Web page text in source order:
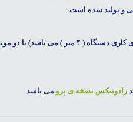
) می باشد) با دو
رادونیکس نسخه ی پرو می باشد